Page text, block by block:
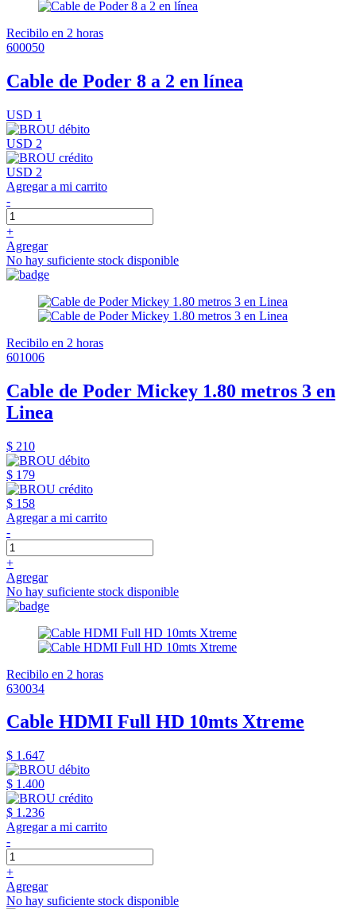
Recibilo en 2 horas
600050
Cable de Poder 8 a 2 en línea
USD 1
USD 2
USD 2
Agregar a mi carrito
-
+
Agregar
No hay suficiente stock disponible
Recibilo en 2 horas
601006
Cable de Poder Mickey 1.80 metros 3 en
Linea
$ 210
$ 179
$ 158
Agregar a mi carrito
-
+
Agregar
No hay suficiente stock disponible
Recibilo en 2 horas
630034
Cable HDMI Full HD 10mts Xtreme
$ 1.647
$ 1.400
$ 1.236
Agregar a mi carrito
-
+
Agregar
No hay suficiente stock disponible